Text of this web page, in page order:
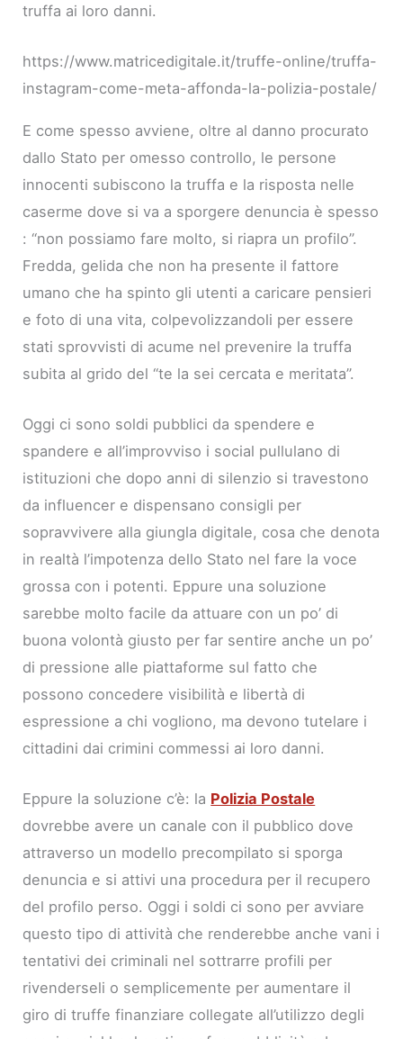
truffa ai loro danni.
https://www.matricedigitale.it/truffe-online/truffa-
instagram-come-meta-affonda-la-polizia-postale/
E come spesso avviene, oltre al danno procurato
dallo Stato per omesso controllo, le persone
innocenti subiscono la truffa e la risposta nelle
caserme dove si va a sporgere denuncia è spesso
: “non possiamo fare molto, si riapra un profilo”.
Fredda, gelida che non ha presente il fattore
umano che ha spinto gli utenti a caricare pensieri
e foto di una vita, colpevolizzandoli per essere
stati sprovvisti di acume nel prevenire la truffa
subita al grido del “te la sei cercata e meritata”.
Oggi ci sono soldi pubblici da spendere e
spandere e all’improvviso i social pullulano di
istituzioni che dopo anni di silenzio si travestono
da influencer e dispensano consigli per
sopravvivere alla giungla digitale, cosa che denota
in realtà l’impotenza dello Stato nel fare la voce
grossa con i potenti. Eppure una soluzione
sarebbe molto facile da attuare con un po’ di
buona volontà giusto per far sentire anche un po’
di pressione alle piattaforme sul fatto che
possono concedere visibilità e libertà di
espressione a chi vogliono, ma devono tutelare i
cittadini dai crimini commessi ai loro danni.
Eppure la soluzione c’è: la Polizia Postale
dovrebbe avere un canale con il pubblico dove
attraverso un modello precompilato si sporga
denuncia e si attivi una procedura per il recupero
del profilo perso. Oggi i soldi ci sono per avviare
questo tipo di attività che renderebbe anche vani i
tentativi dei criminali nel sottrarre profili per
rivenderseli o semplicemente per aumentare il
giro di truffe finanziare collegate all’utilizzo degli